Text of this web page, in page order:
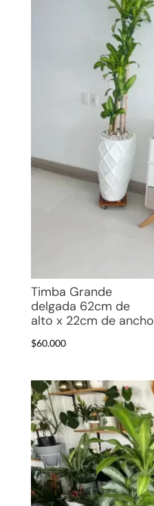
Timba Grande
delgada 62cm de
alto x 22cm de ancho
$60.000